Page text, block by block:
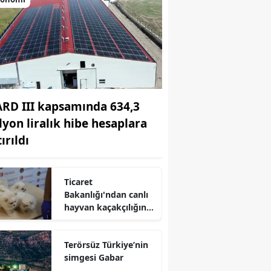
III kapsamında 634,3
liralık hibe hesaplara
Ticaret
Bakanlığı'ndan canlı
hayvan kaçakçılığına
Terörsüz Türkiye’nin
simgesi Gabar